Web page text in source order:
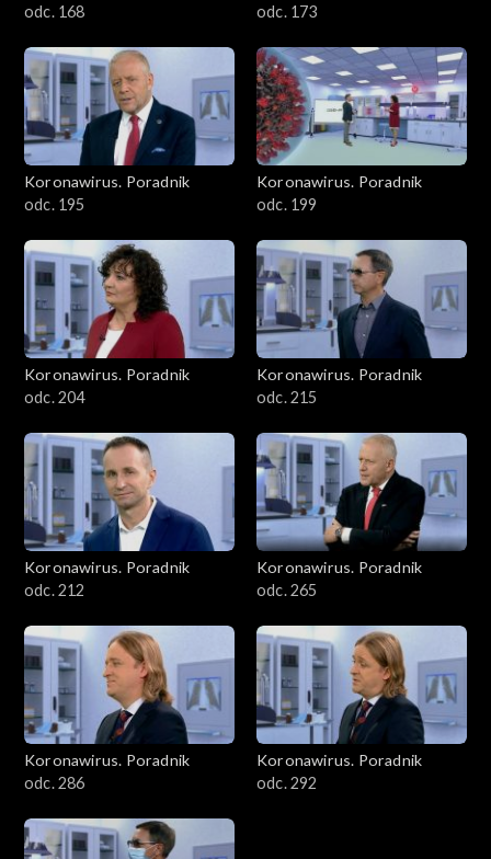
odc. 168
odc. 173
Koronawirus. Poradnik
odc. 195
Koronawirus. Poradnik
odc. 199
Koronawirus. Poradnik
odc. 204
Koronawirus. Poradnik
odc. 215
Koronawirus. Poradnik
odc. 212
Koronawirus. Poradnik
odc. 265
Koronawirus. Poradnik
odc. 286
Koronawirus. Poradnik
odc. 292